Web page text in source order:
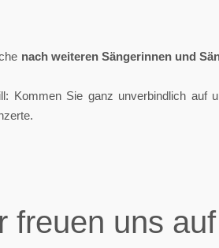
nach weiteren Sängerinnen und
Kommen Sie ganz unverbindlich auf
freuen uns